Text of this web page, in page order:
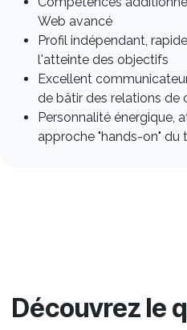
Web avancé
Profil indépendant,
l'atteinte des objectifs
Excellent
de bâtir des relations de
Personnalité énergique,
approche "hands-on" du
Découvrez le